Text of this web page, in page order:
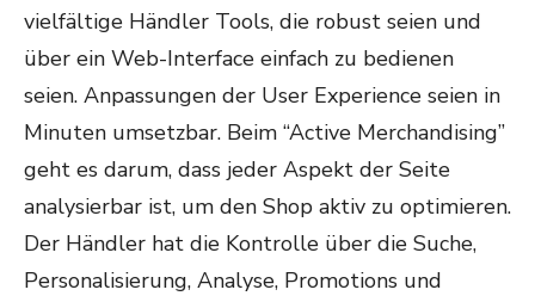
vielfältige Händler Tools, die robust seien und
über ein Web-Interface einfach zu bedienen
seien. Anpassungen der User Experience seien in
Minuten umsetzbar. Beim “Active Merchandising”
geht es darum, dass jeder Aspekt der Seite
analysierbar ist, um den Shop aktiv zu optimieren.
Der Händler hat die Kontrolle über die Suche,
Personalisierung, Analyse, Promotions und